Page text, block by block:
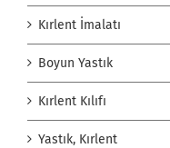
Kırlent İmalatı
Boyun Yastık
Kırlent Kılıfı
Yastık, Kırlent